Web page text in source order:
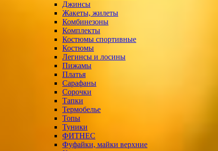
Джинсы
Жакеты, жилеты
Комбинезоны
Комплекты
Костюмы спортивные
Костюмы
Легинсы и лосины
Пижамы
Платья
Сарафаны
Сорочки
Тапки
Термобелье
Топы
Туники
ФИТНЕС
Фуфайки, майки верхние